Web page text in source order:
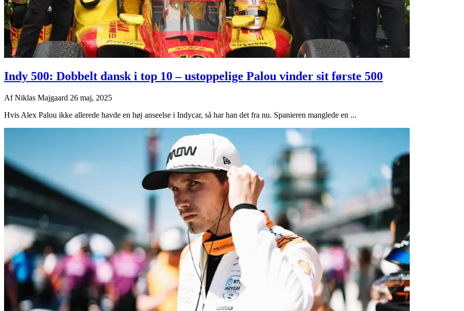
Indy 500: Dobbelt dansk i top 10 – ustoppelige Palou vinder sit første 500
AfNiklas Majgaard 26 maj, 2025
Hvis Alex Palou ikke allerede havde en høj anseelse i Indycar, så har han det fra nu. Spanieren manglede en ...